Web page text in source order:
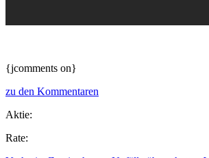
{jcomments on}
zu den Kommentaren
Aktie:
Rate: